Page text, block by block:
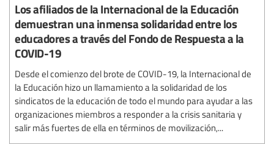
Los afiliados de la Internacional de la Educación
demuestran una inmensa solidaridad entre los
educadores a través del Fondo de Respuesta a la
COVID-19
Desde el comienzo del brote de COVID-19, la Internacional de
la Educación hizo un llamamiento a la solidaridad de los
sindicatos de la educación de todo el mundo para ayudar a las
organizaciones miembros a responder a la crisis sanitaria y
salir más fuertes de ella en términos de movilización,...